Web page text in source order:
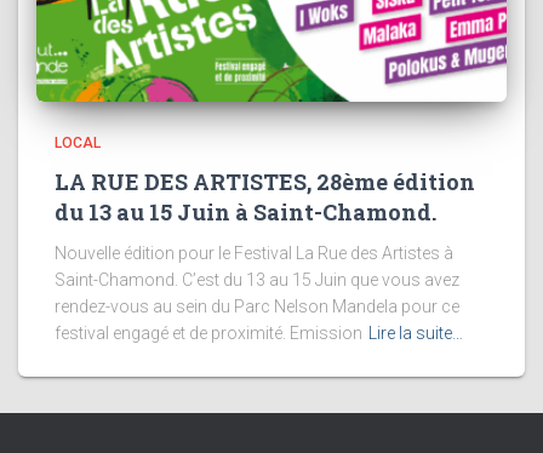
LOCAL
LA RUE DES ARTISTES, 28ème édition
du 13 au 15 Juin à Saint-Chamond.
Nouvelle édition pour le Festival La Rue des Artistes à
Saint-Chamond. C’est du 13 au 15 Juin que vous avez
rendez-vous au sein du Parc Nelson Mandela pour ce
festival engagé et de proximité. Emission
Lire la suite…